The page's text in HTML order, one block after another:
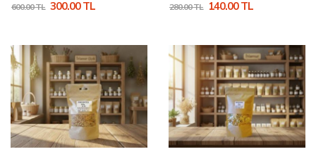
600.00 TL 300.00 TL 280.00 TL 140.00 TL